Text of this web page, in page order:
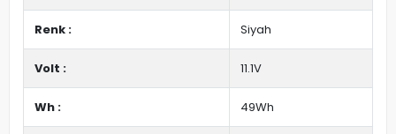
Renk : Siyah
Volt : 11.1V
Wh : 49Wh